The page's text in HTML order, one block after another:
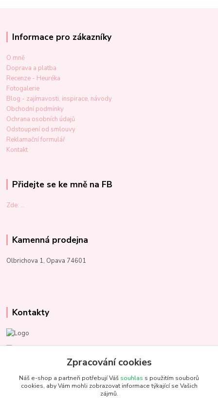
Informace pro zákazníky
O mně
Doprava a platba
Recenze - Heuréka
Fotogalerie
Blog - zajímavosti, inspirace, návody
Obchodní podmínky
Ochrana osobních údajů
Odstoupení od smlouvy
Reklamační formulář
Kontakt
Přidejte se ke mně na FB
Zde: ...
Kamenná prodejna
Olbrichova 1, Opava 74601
Kontakty
Marcela Kupková
+420 731 153 484
info@unezbednychklubicek.cz
Zpracování cookies
Náš e-shop a partneři potřebují Váš souhlas s použitím souborů
cookies, aby Vám mohli zobrazovat informace týkající se Vašich
zájmů.